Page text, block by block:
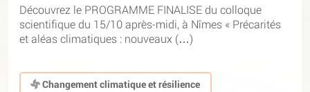
Découvrez le PROGRAMME FINALISE du colloque
scientifique du 15/10 après-midi, à Nîmes « Précarités
et aléas climatiques : nouveaux (…)
Changement climatique et résilience